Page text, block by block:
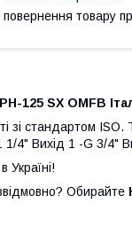
повернення товару
125 SX OMFB
зі стандартом
4" Вихід 1 -G 3/4"
Україні!
Обирайте